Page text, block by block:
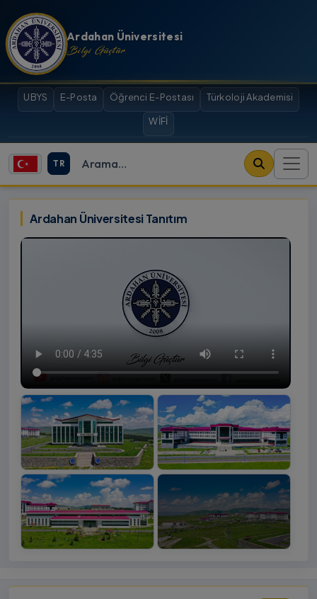
İçeriğe atla
Ardahan Üniversitesi
Bilgi Güçtür
UBYS E-Posta Öğrenci E-Postası Türkoloji Akademisi
WİFİ
TR
Site içi arama
Ardahan Üniversitesi
Ardahan Üniversitesi Tanıtım
Tıklayınız